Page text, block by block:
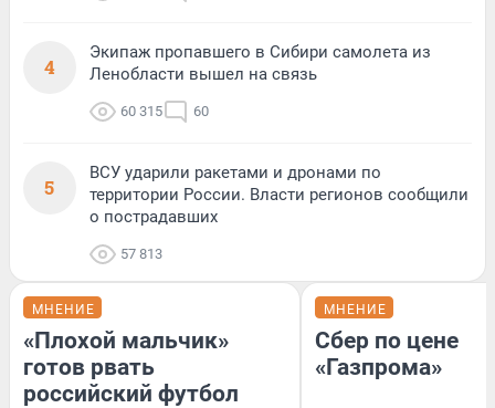
4
Экипаж пропавшего в Сибири самолета из
Ленобласти вышел на связь
60 315 60
5
ВСУ ударили ракетами и дронами по
территории России. Власти регионов сообщили
о пострадавших
57 813
МНЕНИЕ
«Плохой мальчик»
готов рвать
российский футбол
МНЕНИЕ
Сбер по цене
«Газпрома»